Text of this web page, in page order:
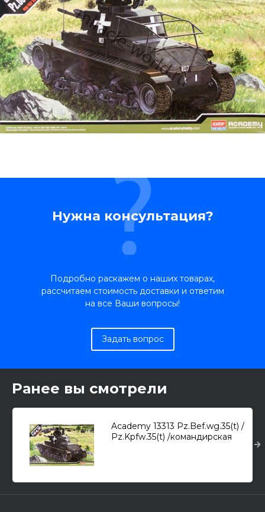
Нужна консультация?
Подробно раскажем о наших товарах,
рассчитаем стоимость доставки и ответим
на все Ваши вопросы!
Задать вопрос
Ранее вы смотрели
Academy 13313 Pz.Bef.wg.35(t) /
Pz.Kpfw.35(t) /командирская